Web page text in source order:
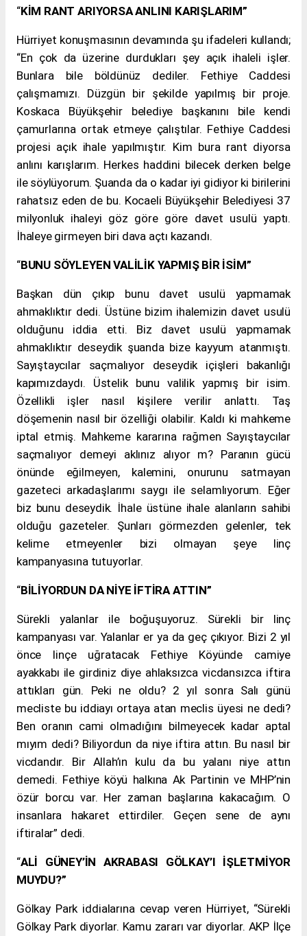
“KİM RANT ARIYORSA ANLINI KARIŞLARIM”
Hürriyet konuşmasının devamında şu ifadeleri kullandı;
“En çok da üzerine durdukları şey açık ihaleli işler.
Bunlara bile böldünüz dediler. Fethiye Caddesi
çalışmamızı. Düzgün bir şekilde yapılmış bir proje.
Koskaca Büyükşehir belediye başkanını bile kendi
çamurlarına ortak etmeye çalıştılar. Fethiye Caddesi
projesi açık ihale yapılmıştır. Kim bura rant diyorsa
anlını karışlarım. Herkes haddini bilecek derken belge
ile söylüyorum. Şuanda da o kadar iyi gidiyor ki birilerini
rahatsız eden de bu. Kocaeli Büyükşehir Belediyesi 37
milyonluk ihaleyi göz göre göre davet usulü yaptı.
İhaleye girmeyen biri dava açtı kazandı.
“BUNU SÖYLEYEN VALİLİK YAPMIŞ BİR İSİM”
Başkan dün çıkıp bunu davet usulü yapmamak
ahmaklıktır dedi. Üstüne bizim ihalemizin davet usulü
olduğunu iddia etti. Biz davet usulü yapmamak
ahmaklıktır deseydik şuanda bize kayyum atanmıştı.
Sayıştaycılar saçmalıyor deseydik içişleri bakanlığı
kapımızdaydı. Üstelik bunu valilik yapmış bir isim.
Özellikli işler nasıl kişilere verilir anlattı. Taş
döşemenin nasıl bir özelliği olabilir. Kaldı ki mahkeme
iptal etmiş. Mahkeme kararına rağmen Sayıştaycılar
saçmalıyor demeyi aklınız alıyor m? Paranın gücü
önünde eğilmeyen, kalemini, onurunu satmayan
gazeteci arkadaşlarımı saygı ile selamlıyorum. Eğer
biz bunu deseydik. İhale üstüne ihale alanların sahibi
olduğu gazeteler. Şunları görmezden gelenler, tek
kelime etmeyenler bizi olmayan şeye linç
kampanyasına tutuyorlar.
“BİLİYORDUN DA NİYE İFTİRA ATTIN”
Sürekli yalanlar ile boğuşuyoruz. Sürekli bir linç
kampanyası var. Yalanlar er ya da geç çıkıyor. Bizi 2 yıl
önce linçe uğratacak Fethiye Köyünde camiye
ayakkabı ile girdiniz diye ahlaksızca vicdansızca iftira
attıkları gün. Peki ne oldu? 2 yıl sonra Salı günü
mecliste bu iddiayı ortaya atan meclis üyesi ne dedi?
Ben oranın cami olmadığını bilmeyecek kadar aptal
mıyım dedi? Biliyordun da niye iftira attın. Bu nasıl bir
vicdandır. Bir Allah’ın kulu da bu yalanı niye attın
demedi. Fethiye köyü halkına Ak Partinin ve MHP’nin
özür borcu var. Her zaman başlarına kakacağım. O
insanlara hakaret ettirdiler. Geçen sene de aynı
iftiralar” dedi.
“ALİ GÜNEY’İN AKRABASI GÖLKAY’I İŞLETMİYOR
MUYDU?”
Gölkay Park iddialarına cevap veren Hürriyet, “Sürekli
Gölkay Park diyorlar. Kamu zararı var diyorlar. AKP İlçe